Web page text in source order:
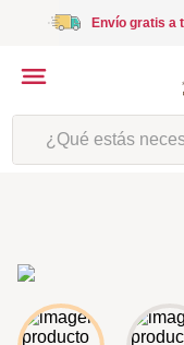
Envío gratis a
¿Qué estás